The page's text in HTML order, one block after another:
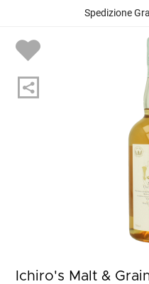
Spedizione
Ichiro's Malt &